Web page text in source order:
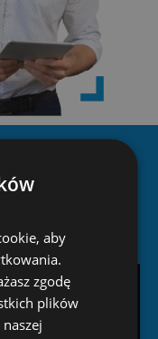
naszej
aby
zgodę
plików